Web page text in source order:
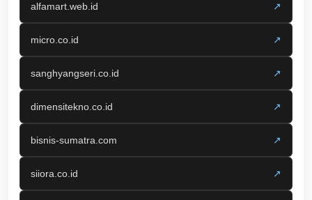
alfamart.web.id ↗
micro.co.id ↗
sanghyangseri.co.id ↗
dimensitekno.co.id ↗
bisnis-sumatra.com ↗
siiora.co.id ↗